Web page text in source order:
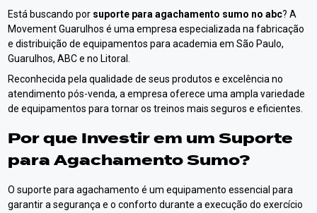
Está buscando por suporte para agachamento sumo no abc? A
Movement Guarulhos é uma empresa especializada na fabricação
e distribuição de equipamentos para academia em São Paulo,
Guarulhos, ABC e no Litoral.
Reconhecida pela qualidade de seus produtos e excelência no
atendimento pós-venda, a empresa oferece uma ampla variedade
de equipamentos para tornar os treinos mais seguros e eficientes.
Por que Investir em um Suporte
para Agachamento Sumo?
O suporte para agachamento é um equipamento essencial para
garantir a segurança e o conforto durante a execução do exercício